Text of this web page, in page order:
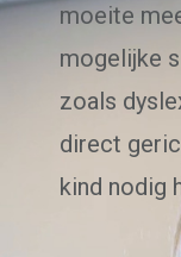
moeite
mogelijke
zoals
direct
kind nodig